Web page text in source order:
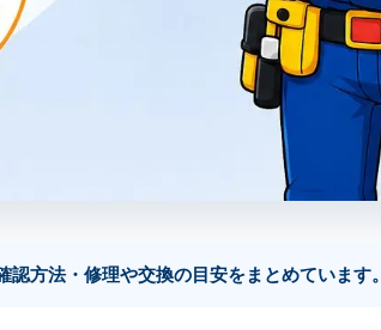
方法・修理や交換の目安をまとめています。